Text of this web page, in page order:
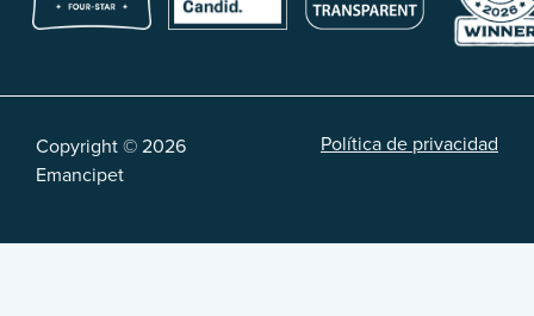
Copyright © 2026
Emancipet
Política de privacidad